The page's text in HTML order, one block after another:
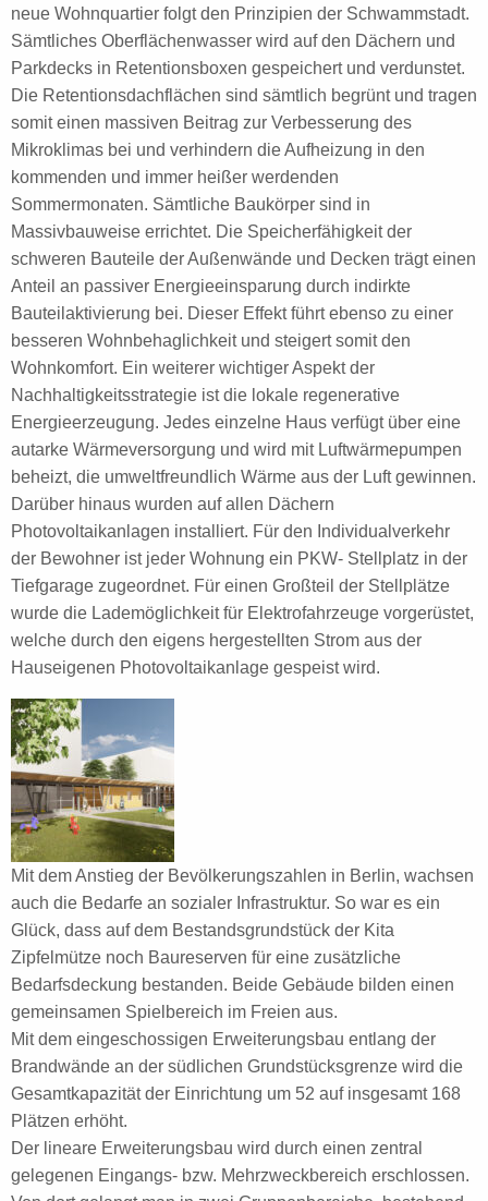
neue Wohnquartier folgt den Prinzipien der Schwammstadt.
Sämtliches Oberflächenwasser wird auf den Dächern und
Parkdecks in Retentionsboxen gespeichert und verdunstet.
Die Retentionsdachflächen sind sämtlich begrünt und tragen
somit einen massiven Beitrag zur Verbesserung des
Mikroklimas bei und verhindern die Aufheizung in den
kommenden und immer heißer werdenden
Sommermonaten. Sämtliche Baukörper sind in
Massivbauweise errichtet. Die Speicherfähigkeit der
schweren Bauteile der Außenwände und Decken trägt einen
Anteil an passiver Energieeinsparung durch indirkte
Bauteilaktivierung bei. Dieser Effekt führt ebenso zu einer
besseren Wohnbehaglichkeit und steigert somit den
Wohnkomfort. Ein weiterer wichtiger Aspekt der
Nachhaltigkeitsstrategie ist die lokale regenerative
Energieerzeugung. Jedes einzelne Haus verfügt über eine
autarke Wärmeversorgung und wird mit Luftwärmepumpen
beheizt, die umweltfreundlich Wärme aus der Luft gewinnen.
Darüber hinaus wurden auf allen Dächern
Photovoltaikanlagen installiert. Für den Individualverkehr
der Bewohner ist jeder Wohnung ein PKW- Stellplatz in der
Tiefgarage zugeordnet. Für einen Großteil der Stellplätze
wurde die Lademöglichkeit für Elektrofahrzeuge vorgerüstet,
welche durch den eigens hergestellten Strom aus der
Hauseigenen Photovoltaikanlage gespeist wird.
Mit dem Anstieg der Bevölkerungszahlen in Berlin, wachsen
auch die Bedarfe an sozialer Infrastruktur. So war es ein
Glück, dass auf dem Bestandsgrundstück der Kita
Zipfelmütze noch Baureserven für eine zusätzliche
Bedarfsdeckung bestanden. Beide Gebäude bilden einen
gemeinsamen Spielbereich im Freien aus.
Mit dem eingeschossigen Erweiterungsbau entlang der
Brandwände an der südlichen Grundstücksgrenze wird die
Gesamtkapazität der Einrichtung um 52 auf insgesamt 168
Plätzen erhöht.
Der lineare Erweiterungsbau wird durch einen zentral
gelegenen Eingangs- bzw. Mehrzweckbereich erschlossen.